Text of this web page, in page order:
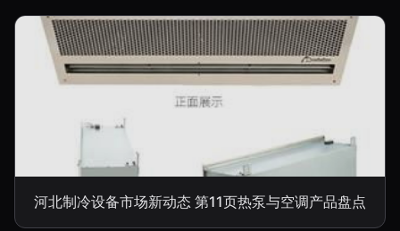
河北制冷设备市场新动态 第11页热泵与空调产品盘点